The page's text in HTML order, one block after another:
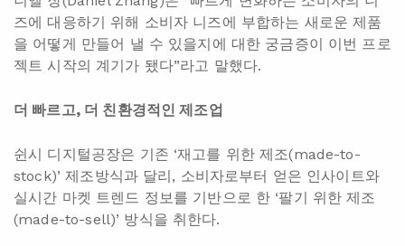
즈에 대응하기 위해 소비자 니즈에 부합하는 새로운 제품
을 어떻게 만들어 낼 수 있을지에 대한 궁금증이 이번 프로
젝트 시작의 계기가 됐다”라고 말했다.
더 빠르고, 더 친환경적인 제조업
쉰시 디지털공장은 기존 ‘재고를 위한 제조(made-to-
stock)’ 제조방식과 달리, 소비자로부터 얻은 인사이트와
실시간 마켓 트렌드 정보를 기반으로 한 ‘팔기 위한 제조
(made-to-sell)’ 방식을 취한다.